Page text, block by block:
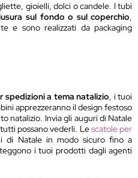
gioielli, dolci o candele. I tubi
sul fondo o sul coperchio,
e sono realizzati da packaging
spedizioni a tema natalizio, i tuoi
apprezzeranno il design festoso
natalizio. Invia gli auguri di Natale
possano vederli. Lescatole per
di Natale in modo sicuro fino a
i tuoi prodotti dagli agenti